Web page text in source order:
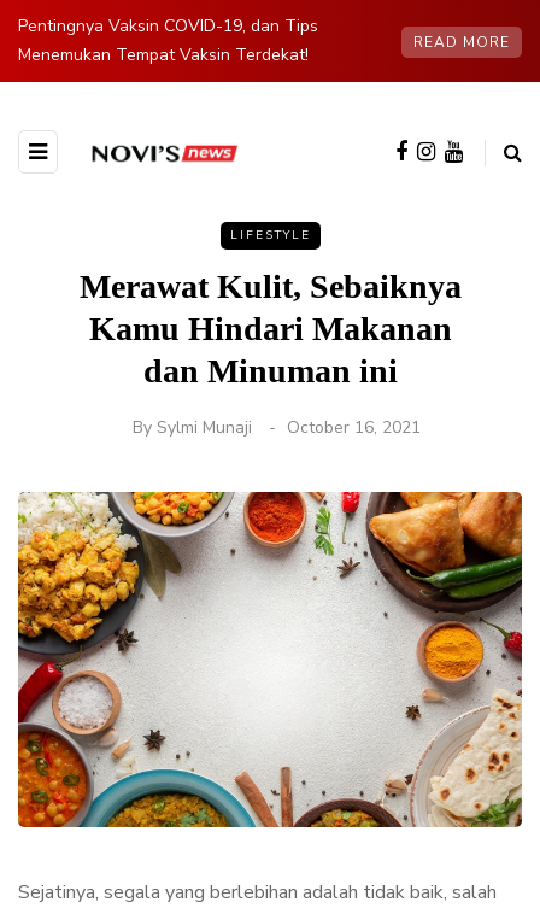
Pentingnya Vaksin COVID-19, dan Tips
Menemukan Tempat Vaksin Terdekat!
READ MORE
LIFESTYLE
Merawat Kulit, Sebaiknya
Kamu Hindari Makanan
dan Minuman ini
By Sylmi Munaji October 16, 2021
Sejatinya, segala yang berlebihan adalah tidak baik, salah